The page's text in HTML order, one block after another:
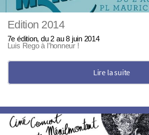
Edition 2014
7e édition, du 2 au 8 juin 2014
Luis Rego à l’honneur !
Lire la suite